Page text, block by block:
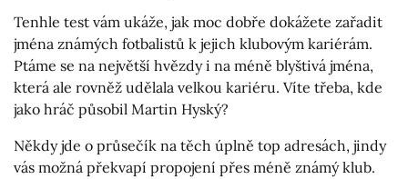
Tenhle test vám ukáže, jak moc dobře dokážete zařadit
jména známých fotbalistů k jejich klubovým kariérám.
Ptáme se na největší hvězdy i na méně blyštivá jména,
která ale rovněž udělala velkou kariéru. Víte třeba, kde
jako hráč působil Martin Hyský?
Někdy jde o průsečík na těch úplně top adresách, jindy
vás možná překvapí propojení přes méně známý klub.